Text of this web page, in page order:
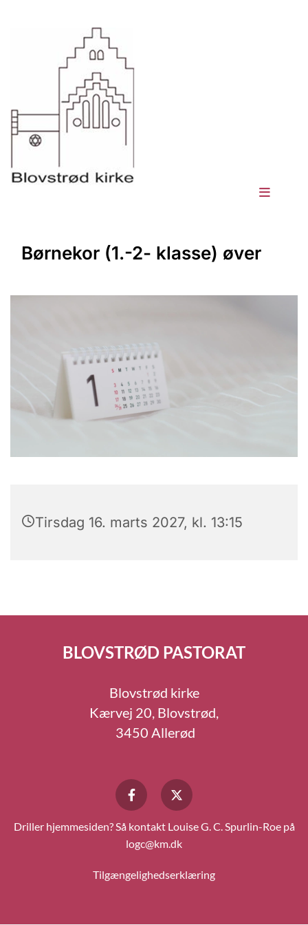
Børnekor (1.-2- klasse) øver
Tirsdag 16. marts 2027, kl. 13:15
BLOVSTRØD PASTORAT
Blovstrød kirke
Kærvej 20, Blovstrød,
3450 Allerød
Driller hjemmesiden? Så kontakt Louise G. C. Spurlin-Roe på
logc@km.dk
Tilgængelighedserklæring